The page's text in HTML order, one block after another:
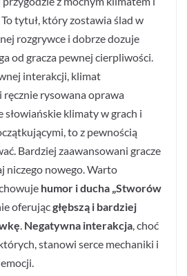
tytuł, który zostawia ślad w
rozgrywce i dobrze dozuje
od gracza pewnej cierpliwości.
interakcji, klimat
rysowana oprawa
słowiańskie klimaty w grach i
to z pewnością
Bardziej zaawansowani gracze
niczego nowego. Warto
humor i ducha „Stworów
oferującgłębszą i bardziej
. Negatywna interakcja, choć
stanowi serce mechaniki i